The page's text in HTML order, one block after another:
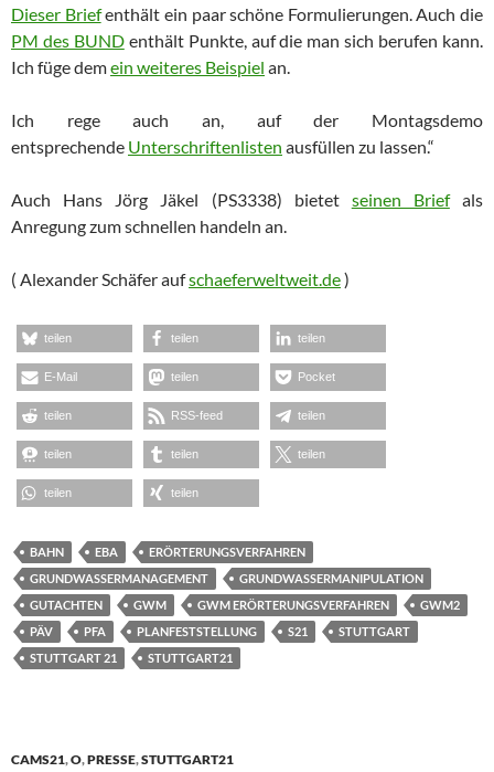
Dieser Briefenthält ein paar schöne Formulierungen. Auch die
PM des BUNDenthält Punkte, auf die man sich berufen kann.
Ich füge demein weiteres Beispiel an.
Ich rege auch an, auf der Montagsdemo
entsprechende Unterschriftenlisten ausfüllen zu lassen.“
Auch Hans Jörg Jäkel (PS3338) bietet seinen Briefals
Anregung zum schnellen handeln an.
( Alexander Schäfer aufschaeferweltweit.de)
teilen teilen teilen
E-Mail teilen Pocket
teilen RSS-feed teilen
teilen teilen teilen
teilen teilen
BAHN EBA
ERÖRTERUNGSVERFAHREN
GRUNDWASSERMANAGEMENT
GRUNDWASSERMANIPULATION
GUTACHTEN
GWM GWM ERÖRTERUNGSVERFAHREN
GWM2
PÄV
PFA PLANFESTSTELLUNG S21
STUTTGART
STUTTGART 21
STUTTGART21
CAMS21,O,PRESSE,STUTTGART21